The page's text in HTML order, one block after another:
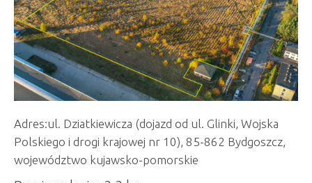
Adres:ul. Dziatkiewicza (dojazd od ul. Glinki, Wojska
Polskiego i drogi krajowej nr 10), 85-862 Bydgoszcz,
województwo kujawsko-pomorskie